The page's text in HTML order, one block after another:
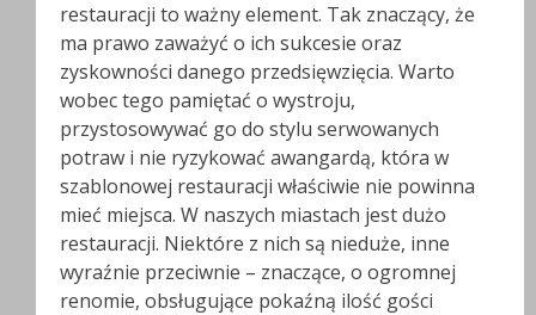
restauracji to ważny element. Tak znaczący, że
ma prawo zaważyć o ich sukcesie oraz
zyskowności danego przedsięwzięcia. Warto
wobec tego pamiętać o wystroju,
przystosowywać go do stylu serwowanych
potraw i nie ryzykować awangardą, która w
szablonowej restauracji właściwie nie powinna
mieć miejsca. W naszych miastach jest dużo
restauracji. Niektóre z nich są nieduże, inne
wyraźnie przeciwnie – znaczące, o ogromnej
renomie, obsługujące pokaźną ilość gości